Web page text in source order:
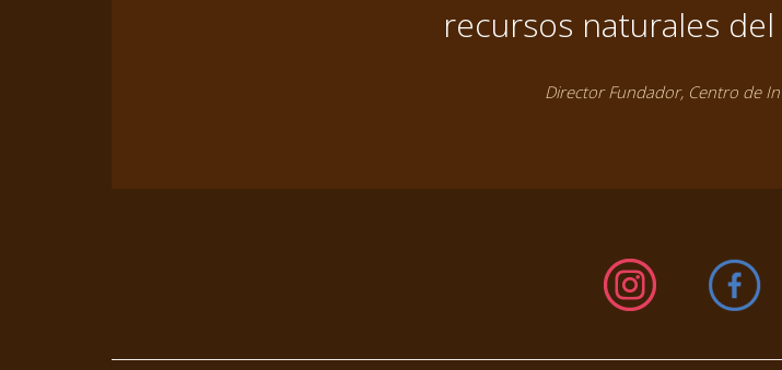
recursos naturales
Director Fundador, Centro de